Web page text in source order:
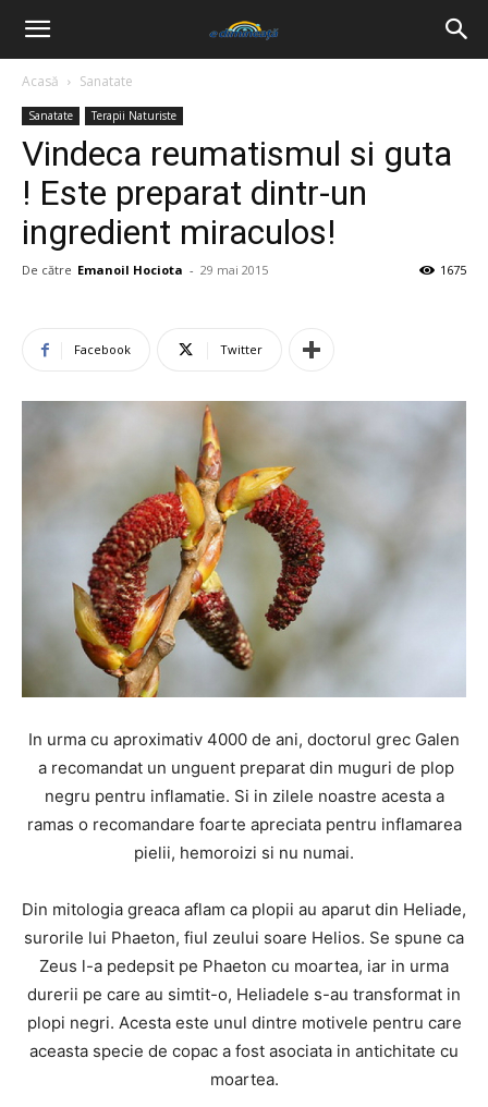
Acasă Sanatate
Sanatate Terapii Naturiste
Vindeca reumatismul si guta
! Este preparat dintr-un
ingredient miraculos!
De către Emanoil Hociota - 29 mai 2015 1675
Facebook Twitter
In urma cu aproximativ 4000 de ani, doctorul grec Galen
a recomandat un unguent preparat din muguri de plop
negru pentru inflamatie. Si in zilele noastre acesta a
ramas o recomandare foarte apreciata pentru inflamarea
pielii, hemoroizi si nu numai.
Din mitologia greaca aflam ca plopii au aparut din Heliade,
surorile lui Phaeton, fiul zeului soare Helios. Se spune ca
Zeus l-a pedepsit pe Phaeton cu moartea, iar in urma
durerii pe care au simtit-o, Heliadele s-au transformat in
plopi negri. Acesta este unul dintre motivele pentru care
aceasta specie de copac a fost asociata in antichitate cu
moartea.